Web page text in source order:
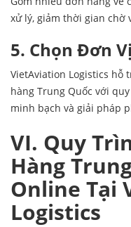
xử lý, giảm thời gian chờ
5. Chọn Đơn
VietAviation Logistics hỗ
hàng Trung Quốc với
minh bạch và giải pháp
VI. Quy
Hàng
Online Tại
Logistics